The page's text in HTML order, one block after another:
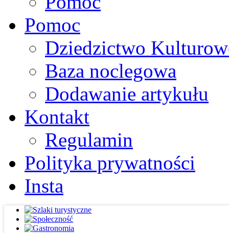
Pomoc
Dziedzictwo
Baza noclegowa
Dodawanie artykułu
Kontakt
Regulamin
Polityka prywatności
Insta